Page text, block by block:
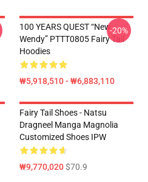
100 YEARS QUEST “New
Wendy” PTTT0805 Fairy Tail
Hoodies
₩5,918,510 - ₩6,883,110
-20%
Fairy Tail Shoes - Natsu
Dragneel Manga Magnolia
Customized Shoes IPW
₩9,770,020$70.9